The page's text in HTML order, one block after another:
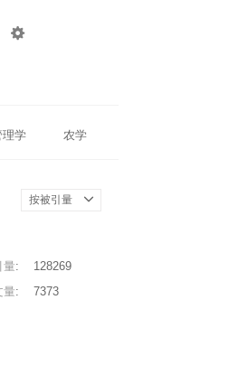

理学 农学
按被引量
量:
128269
量: 7373